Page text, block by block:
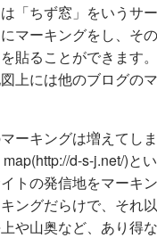
「ちず窓」をいうサ
マーキングをし、そ
貼ることができます。
上には他のブログの
ーキングは増えてし
d-s-j.net/)と
トの発信地をマーキ
ングだらけで、それ
や山奥など、あり得